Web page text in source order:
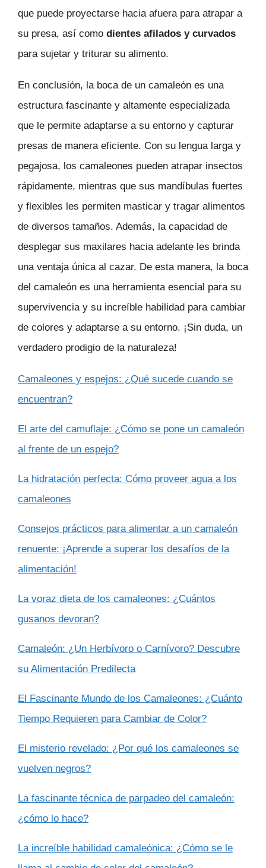
que puede proyectarse hacia afuera para atrapar a
su presa, así como dientes afilados y curvados
para sujetar y triturar su alimento.
En conclusión, la boca de un camaleón es una
estructura fascinante y altamente especializada
que le permite adaptarse a su entorno y capturar
presas de manera eficiente. Con su lengua larga y
pegajosa, los camaleones pueden atrapar insectos
rápidamente, mientras que sus mandíbulas fuertes
y flexibles les permiten masticar y tragar alimentos
de diversos tamaños. Además, la capacidad de
desplegar sus maxilares hacia adelante les brinda
una ventaja única al cazar. De esta manera, la boca
del camaleón es una herramienta esencial para su
supervivencia y su increíble habilidad para cambiar
de colores y adaptarse a su entorno. ¡Sin duda, un
verdadero prodigio de la naturaleza!
Camaleones y espejos: ¿Qué sucede cuando se
encuentran?
El arte del camuflaje: ¿Cómo se pone un camaleón
al frente de un espejo?
La hidratación perfecta: Cómo proveer agua a los
camaleones
Consejos prácticos para alimentar a un camaleón
renuente: ¡Aprende a superar los desafíos de la
alimentación!
La voraz dieta de los camaleones: ¿Cuántos
gusanos devoran?
Camaleón: ¿Un Herbívoro o Carnívoro? Descubre
su Alimentación Predilecta
El Fascinante Mundo de los Camaleones: ¿Cuánto
Tiempo Requieren para Cambiar de Color?
El misterio revelado: ¿Por qué los camaleones se
vuelven negros?
La fascinante técnica de parpadeo del camaleón:
¿cómo lo hace?
La increíble habilidad camaleónica: ¿Cómo se le